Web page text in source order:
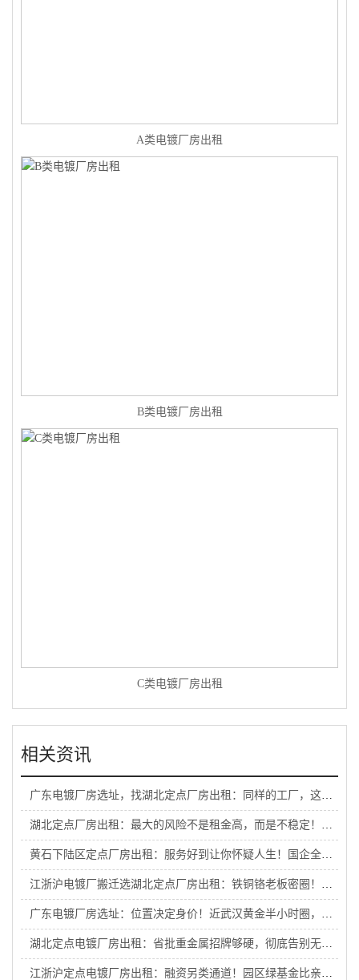
A类电镀厂房出租
B类电镀厂房出租
C类电镀厂房出租
相关资讯
广东电镀厂房选址，找湖北定点厂房出租：同样的工厂，这里每月多赚几十万！凭啥？区位！
湖北定点厂房出租：最大的风险不是租金高，而是不稳定！国企园区为长期生产保驾护航
黄石下陆区定点厂房出租：服务好到让你怀疑人生！国企全流程护航，来了就不想走！
江浙沪电镀厂搬迁选湖北定点厂房出租：铁铜铬老板密圈！入圈即享内部商机，抱团接大单！
广东电镀厂房选址：位置决定身价！近武汉黄金半小时圈，抢占升值潜力股！
湖北定点电镀厂房出租：省批重金属招牌够硬，彻底告别无证恐慌！
江浙沪定点电镀厂房出租：融资另类通道！园区绿基金比亲爹还管用，助江浙沪电镀厂外迁企业破局重生！